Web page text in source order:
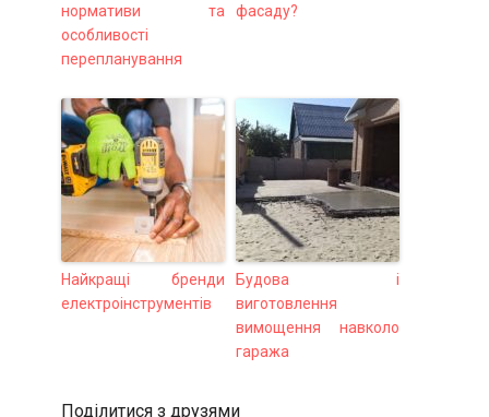
нормативи та
особливості
перепланування
фасаду?
Найкращі бренди
електроінструментів
Будова і
виготовлення
вимощення навколо
гаража
Поділитися з друзями